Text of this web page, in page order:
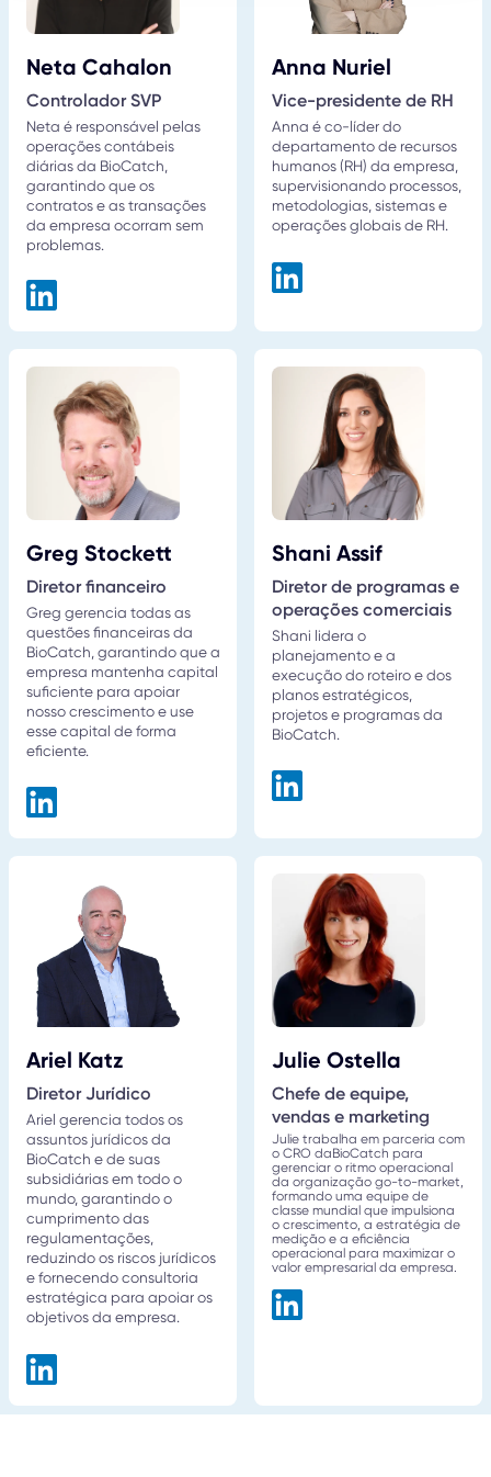
Neta Cahalon
Controlador SVP
Neta é responsável pelas
operações contábeis
diárias da BioCatch,
garantindo que os
contratos e as transações
da empresa ocorram sem
problemas.
Anna Nuriel
Vice-presidente de RH
Anna é co-líder do
departamento de recursos
humanos (RH) da empresa,
supervisionando processos,
metodologias, sistemas e
operações globais de RH.
Greg Stockett
Diretor financeiro
Greg gerencia todas as
questões financeiras da
BioCatch, garantindo que a
empresa mantenha capital
suficiente para apoiar
nosso crescimento e use
esse capital de forma
eficiente.
Shani Assif
Diretor de programas e
operações comerciais
Shani lidera o
planejamento e a
execução do roteiro e dos
planos estratégicos,
projetos e programas da
BioCatch.
Ariel Katz
Diretor Jurídico
Ariel gerencia todos os
assuntos jurídicos da
BioCatch e de suas
subsidiárias em todo o
mundo, garantindo o
cumprimento das
regulamentações,
reduzindo os riscos jurídicos
e fornecendo consultoria
estratégica para apoiar os
objetivos da empresa.
Julie Ostella
Chefe de equipe,
vendas e marketing
Julie trabalha em parceria com
o CRO daBioCatch para
gerenciar o ritmo operacional
da organização go-to-market,
formando uma equipe de
classe mundial que impulsiona
o crescimento, a estratégia de
medição e a eficiência
operacional para maximizar o
valor empresarial da empresa.